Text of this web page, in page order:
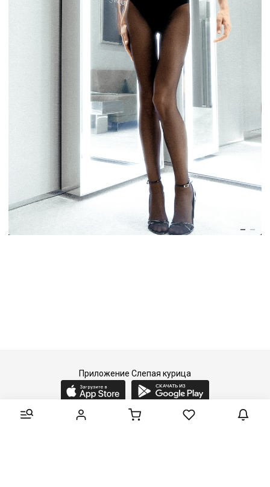
Приложение Слепая курица
2015-2026 © Слепая курица - fashion concept store.